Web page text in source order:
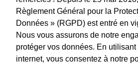
Règlement Général pour la
Données » (RGPD) est entré en
Nous vous assurons de notre
protéger vos données. En utilisant
internet, vous consentez à notre